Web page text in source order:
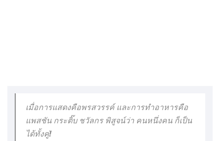
เมื่อการแสดงคือพรสวรรค์ และการทำอาหารคือ
แพสชัน กระติ๊บ ชวัลกร พิสูจน์ว่า คนหนึ่งคน ก็เป็น
ได้ทั้งคู่!